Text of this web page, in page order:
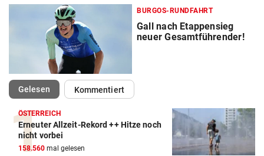
BURGOS-RUNDFAHRT
Gall nach Etappensieg
neuer Gesamtführender!
Gelesen(ausgewählt)Kommentiert
ÖSTERREICH
Erneuter Allzeit-Rekord ++ Hitze noch
nicht vorbei
158.560 mal gelesen
Action-Cam Vergleich
ZUM VERGLEICH